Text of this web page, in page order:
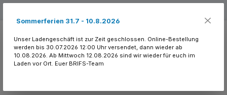
Sommerferien 31.7 - 10.8.2026
Unser Ladengeschäft ist zur Zeit geschlossen. Online-Bestellung
werden bis 30.07.2026 12:00 Uhr versendet, dann wieder ab
10.08.2026. Ab Mittwoch 12.08.2026 sind wir wieder für euch im
Laden vor Ort. Euer BRIFS-Team